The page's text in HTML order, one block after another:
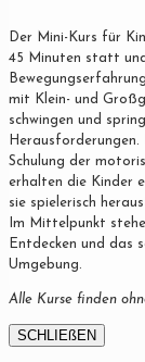
Der Mini-Kurs für
45 Minuten statt
mit Klein- und
schwingen und
Schulung der
erhalten die Kinder
sie spielerisch
Im Mittelpunkt
Entdecken und das
Umgebung.
Alle Kurse finden
SCHLIEßEN